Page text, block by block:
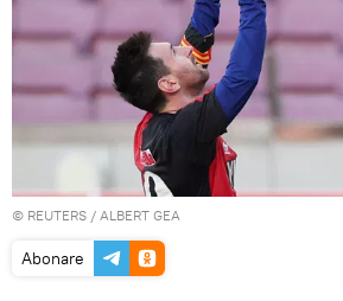
© REUTERS / ALBERT GEA
Abonare